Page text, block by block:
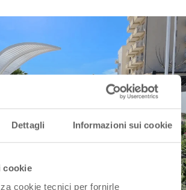
Dettagli Informazioni sui cookie
cookie
cookie tecnici per fornirle